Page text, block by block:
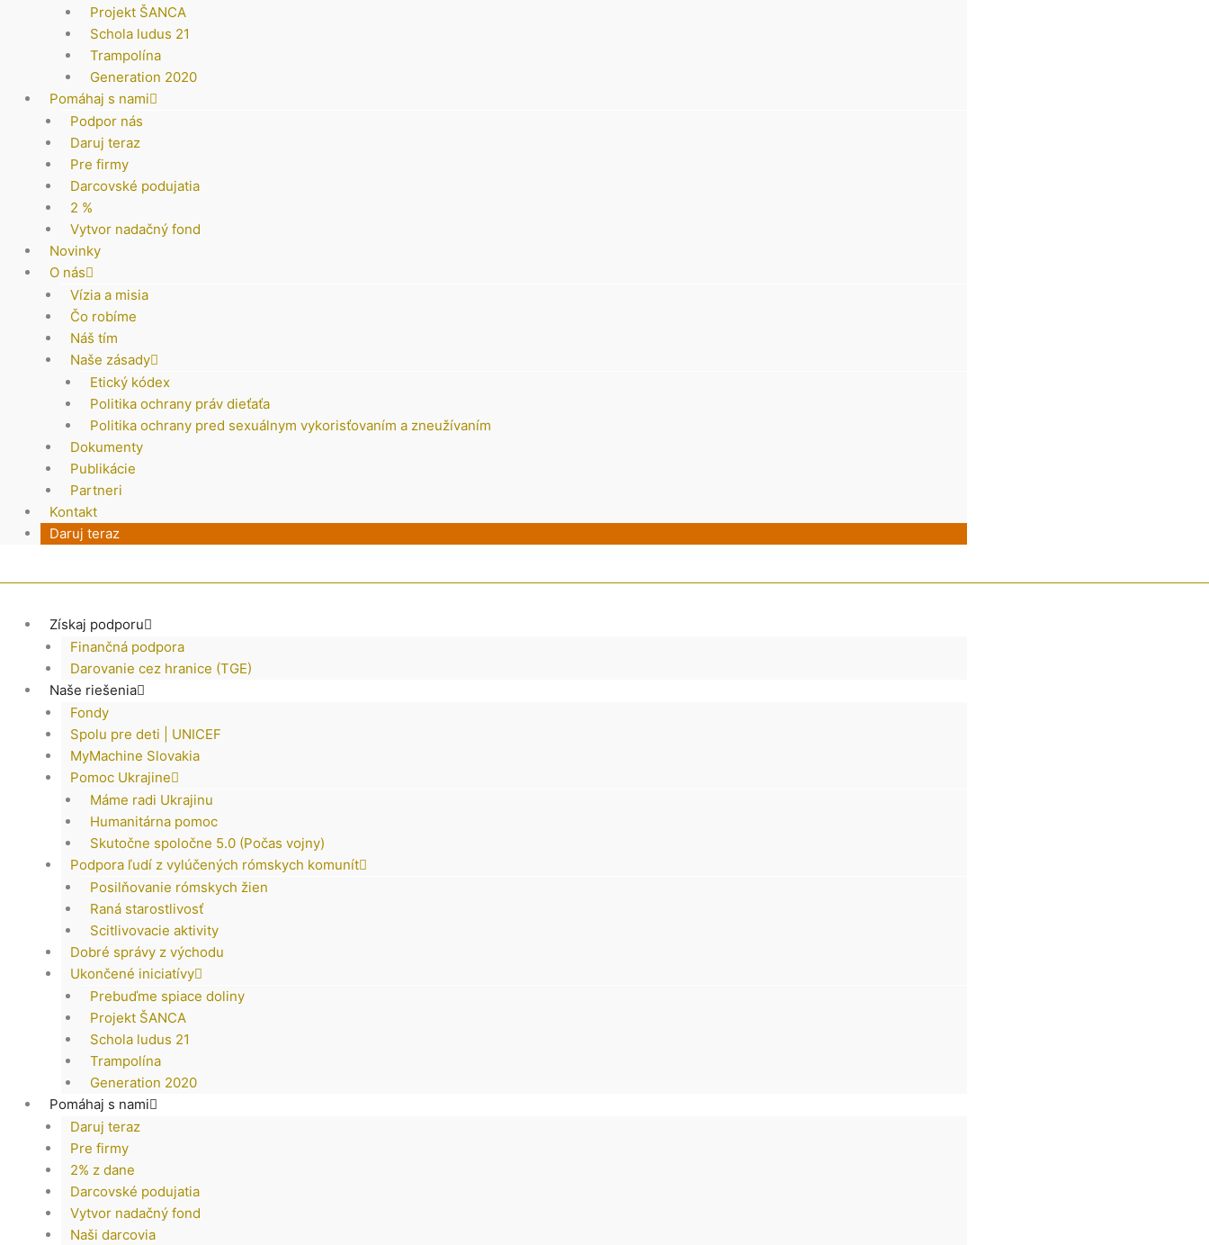
Projekt ŠANCA
Schola ludus 21
Trampolína
Generation 2020
Pomáhaj s nami
Podpor nás
Daruj teraz
Pre firmy
Darcovské podujatia
2 %
Vytvor nadačný fond
Novinky
O nás
Vízia a misia
Čo robíme
Náš tím
Naše zásady
Etický kódex
Politika ochrany práv dieťaťa
Politika ochrany pred sexuálnym vykorisťovaním a zneužívaním
Dokumenty
Publikácie
Partneri
Kontakt
Daruj teraz
Získaj podporu
Finančná podpora
Darovanie cez hranice (TGE)
Naše riešenia
Fondy
Spolu pre deti | UNICEF
MyMachine Slovakia
Pomoc Ukrajine
Máme radi Ukrajinu
Humanitárna pomoc
Skutočne spoločne 5.0 (Počas vojny)
Podpora ľudí z vylúčených rómskych komunít
Posilňovanie rómskych žien
Raná starostlivosť
Scitlivovacie aktivity
Dobré správy z východu
Ukončené iniciatívy
Prebuďme spiace doliny
Projekt ŠANCA
Schola ludus 21
Trampolína
Generation 2020
Pomáhaj s nami
Daruj teraz
Pre firmy
2% z dane
Darcovské podujatia
Vytvor nadačný fond
Naši darcovia